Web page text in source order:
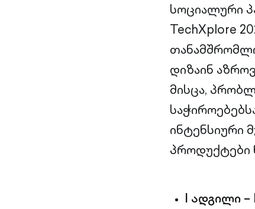
სოციალური
TechXplore
დიზაინ
მისცა,
ინტენსიური
პროდუქტები
I ადგილი –